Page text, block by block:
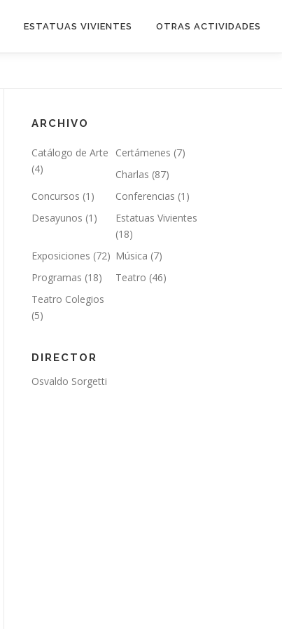
ESTATUAS VIVIENTES OTRAS ACTIVIDADES
ARCHIVO
Catálogo de Arte
(4)
Certámenes (7)
Charlas (87)
Concursos (1) Conferencias (1)
Desayunos (1)
Estatuas Vivientes
(18)
Exposiciones (72) Música (7)
Programas (18) Teatro (46)
Teatro Colegios
(5)
DIRECTOR
Osvaldo Sorgetti